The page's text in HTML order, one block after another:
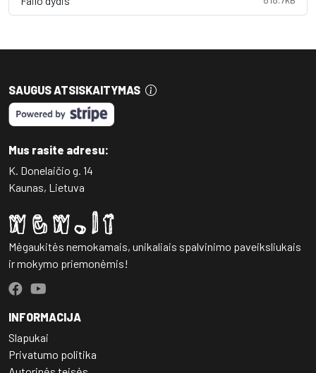
SAUGUS ATSISKAITYMAS
Mus rasite adresu:
K. Donelaičio g. 14
Kaunas, Lietuva
Mėgaukitės nemokamais, unikaliais spalvinimo paveiksliukais
ir mokymo priemonėmis!
INFORMACIJA
Slapukai
Privatumo politika